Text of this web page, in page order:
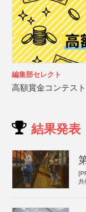
編集部セレクト
高額賞金コンテス
結果発表
共